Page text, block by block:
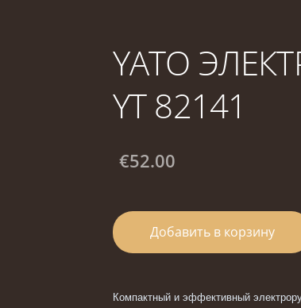
YATO
YT 82141
€52.00
Добавить в корзину
Компактный и эффективный